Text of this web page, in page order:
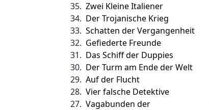
35. Zwei Kleine Italiener
34. Der Trojanische Krieg
33. Schatten der Vergangenheit
32. Gefiederte Freunde
31. Das Schiff der Duppies
30. Der Turm am Ende der Welt
29. Auf der Flucht
28. Vier falsche Detektive
27. Vagabunden der